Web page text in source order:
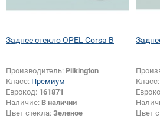
Заднее стекло OPEL Corsa B
Производитель: Pilkington
Класс: Премиум
Еврокод: 161871
Наличие: В наличии
Цвет стекла: Зеленое
Класс:
Цвет